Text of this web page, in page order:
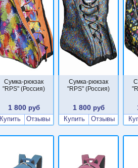
Сумка-рюкзак
"RPS" (Россия)
1 800 руб
Купить
Отзывы
Сумка-рюкзак
"RPS" (Россия)
1 800руб
Купить
Отзывы